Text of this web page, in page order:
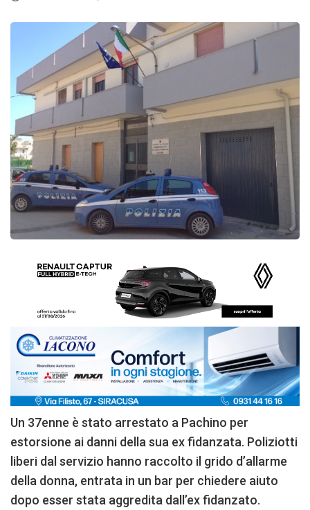
Un 37enne è stato arrestato a Pachino per
estorsione ai danni della sua ex fidanzata. Poliziotti
liberi dal servizio hanno raccolto il grido d’allarme
della donna, entrata in un bar per chiedere aiuto
dopo esser stata aggredita dall’ex fidanzato.